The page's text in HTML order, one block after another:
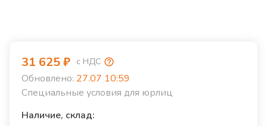
31 625₽ с НДС
Обновлено: 27.07 10:59
Специальные условия для юрлиц
Наличие, склад: